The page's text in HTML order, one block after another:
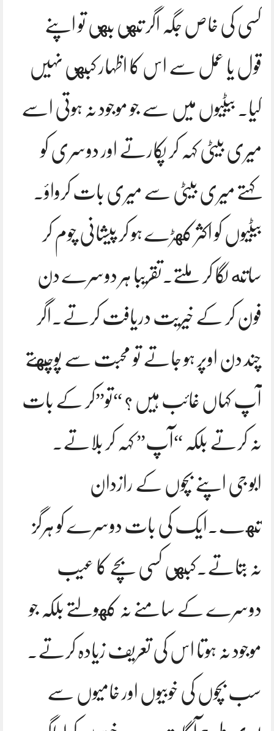
کسی کی خاص جگہ اگر تهی بهی تو اپنے
قول یا عمل سے اس کا اظہار کبهی نہیں
کیا. بیٹیوں میں سے جو موجود نہ ہوتی اسے
میری بیٹی کہہ کر پکارتے اور دوسری کو
کہتے میری بیٹی سے میری بات کرواؤ.
بیٹیوں کو اکثر کهڑے ہو کر پیشانی چوم کر
ساته لگا کر ملتے.تقریبا ہر دوسرے دن
فون کر کے خیریت دریافت کرتے.اگر
چند دن اوپر ہو جاتے تو محبت سے پوچهتے
آپ کہاں غائب ہیں ؟ “تو”کر کے بات
نہ کرتے بلکہ “آپ” کہہ کر بلاتے.
ابو جی اپنے بچوں کے رازدان
تهے.ایک کی بات دوسرے کو ہرگز
نہ بتاتے.کبهی کسی بچے کا عیب
دوسرے کے سامنے نہ کهولتے بلکہ جو
موجود نہ ہوتا اس کی تعریف زیادہ کرتے.
سب بچوں کی خوبیوں اور خامیوں سے